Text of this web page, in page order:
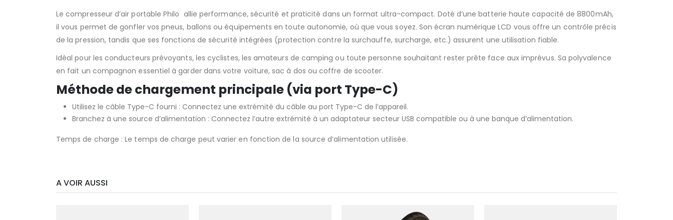
Le compresseur d’air portable Philo allie performance, sécurité et praticité dans un format ultra-compact. Doté d’une batterie haute capacité de 8800mAh,
il vous permet de gonfler vos pneus, ballons ou équipements en toute autonomie, où que vous soyez. Son écran numérique LCD vous offre un contrôle précis
de la pression, tandis que ses fonctions de sécurité intégrées (protection contre la surchauffe, surcharge, etc.) assurent une utilisation fiable.
Idéal pour les conducteurs prévoyants, les cyclistes, les amateurs de camping ou toute personne souhaitant rester prête face aux imprévus. Sa polyvalence
en fait un compagnon essentiel à garder dans votre voiture, sac à dos ou coffre de scooter.
Méthode de chargement principale (via port Type-C)
Utilisez le câble Type-C fourni : Connectez une extrémité du câble au port Type-C de l’appareil.
Branchez à une source d’alimentation : Connectez l’autre extrémité à un adaptateur secteur USB compatible ou à une banque d’alimentation.
Temps de charge :Le temps de charge peut varier en fonction de la source d’alimentation utilisée.
A VOIR AUSSI